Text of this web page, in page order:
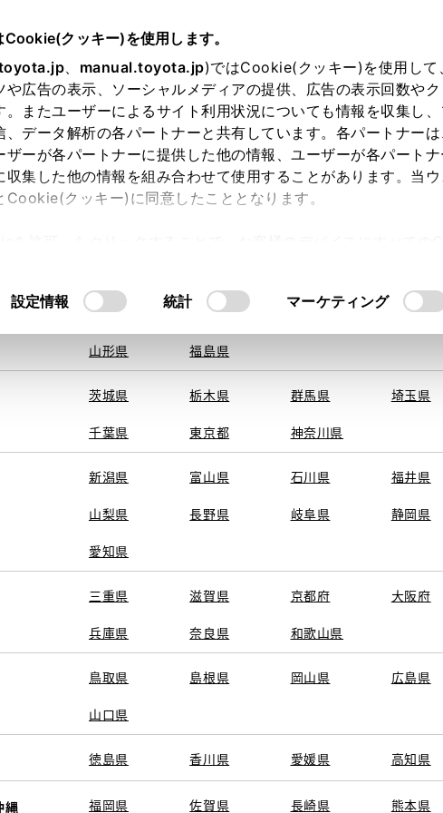
クッキー)を使用します。
、 manual.toyota.jp)ではCookie(クッキー)を使用して
や広告の表示、ソーシャルメディアの提供、広告の表示回数やク
。またユーザーによるサイト利用状況についても情報を収集し
、データ解析の各パートナーと共有しています。各パートナー
ザーが各パートナーに提供した他の情報、ユーザーが各パート
収集した他の情報を組み合わせて使用することがあります。当
Cookie(クッキー)に同意したこととなります。
い。
設定情報 統計 マーケティング
現在地を取得できませんでした。
該当する地域・都道府県をお選びください。
旭川 釧路 札幌
青森県 岩手県 宮城県 秋田県
山形県 福島県
茨城県 栃木県 群馬県 埼玉県
千葉県 東京都 神奈川県
新潟県 富山県 石川県 福井県
山梨県 長野県 岐阜県 静岡県
愛知県
三重県 滋賀県 京都府 大阪府
兵庫県 奈良県 和歌山県
鳥取県 島根県 岡山県 広島県
山口県
徳島県 香川県 愛媛県 高知県
縄 福岡県 佐賀県 長崎県 熊本県
3つの買い方 オンライン購入 お気に入り
申し訳ございません。
何らかの問題が発生しました。
恐れ入りますが、しばらく経ってから再度、お試し下さい。
トヨタ中古車オンラインストア
クルマ買取
トヨタレンタカー
TOYOTA
トヨタのau/
TOYOTAアカウント利用規約 反社会的勢力に対する基本方針企業情報 リコール情報
RESERVED.